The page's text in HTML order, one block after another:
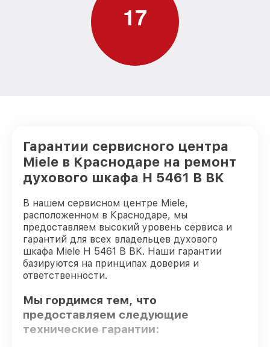
17
Гарантии сервисного центра
Miele в Краснодаре на ремонт
духового шкафа H 5461 В BK
В нашем сервисном центре Miele,
расположенном в Краснодаре, мы
предоставляем высокий уровень сервиса и
гарантий для всех владельцев духового
шкафа Miele H 5461 В BK. Наши гарантии
базируются на принципах доверия и
ответственности.
Мы гордимся тем, что
предоставляем следующие
технические гарантии: